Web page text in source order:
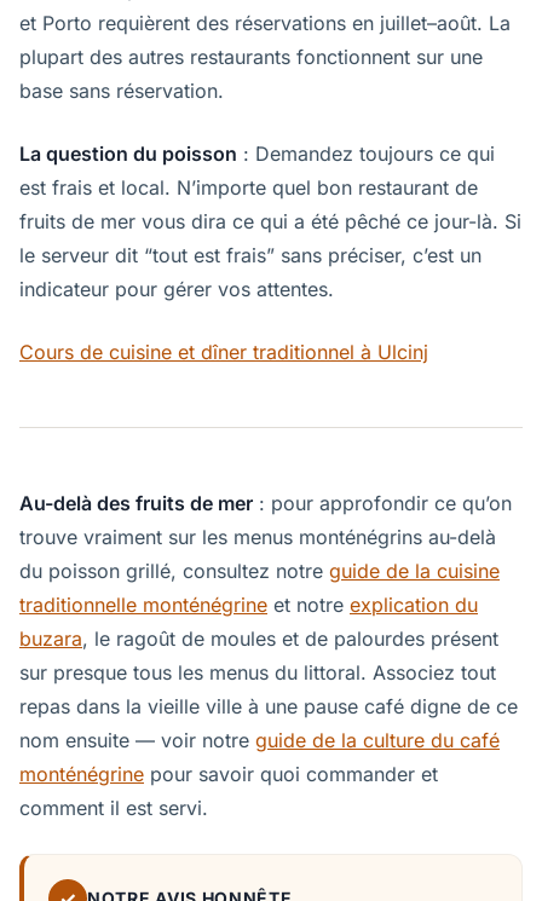
et Porto requièrent des réservations en juillet–août. La
plupart des autres restaurants fonctionnent sur une
base sans réservation.
La question du poisson : Demandez toujours ce qui
est frais et local. N’importe quel bon restaurant de
fruits de mer vous dira ce qui a été pêché ce jour-là. Si
le serveur dit “tout est frais” sans préciser, c’est un
indicateur pour gérer vos attentes.
Cours de cuisine et dîner traditionnel à Ulcinj
Au-delà des fruits de mer : pour approfondir ce qu’on
trouve vraiment sur les menus monténégrins au-delà
du poisson grillé, consultez notre guide de la cuisine
traditionnelle monténégrine et notre explication du
buzara, le ragoût de moules et de palourdes présent
sur presque tous les menus du littoral. Associez tout
repas dans la vieille ville à une pause café digne de ce
nom ensuite — voir notre guide de la culture du café
monténégrine pour savoir quoi commander et
comment il est servi.